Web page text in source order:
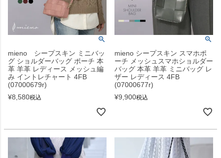
mieno シープスキン ミニバッ
グ ショルダーバッグ ポーチ 本
革 羊革 レディース メッシュ編
み イントレチャート 4FB
(07000679r)
¥8,580税込
mieno シープスキン スマホポ
ーチ メッシュスマホショルダー
バッグ 本革 羊革 ミニバッグ レ
ザー レディース 4FB
(07000677r)
¥9,900税込